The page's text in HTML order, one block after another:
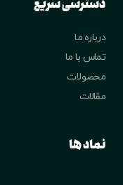
درباره ما
تماس با ما
محصولات
مقالات
نماد ها